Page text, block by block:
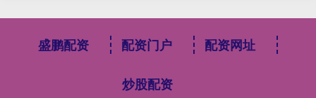
盛鹏配资 配资门户 配资网址
炒股配资